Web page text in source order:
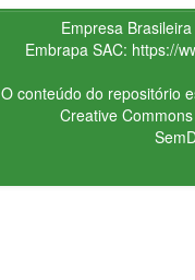
Empresa
Embrapa SAC: https://
O conteúdo do repositório
Creative Commons